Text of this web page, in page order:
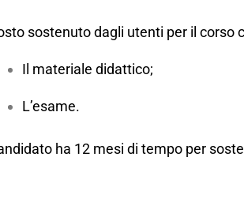
sostenuto dagli utenti per il corso
Il materiale didattico;
L’esame.
ha 12 mesi di tempo per